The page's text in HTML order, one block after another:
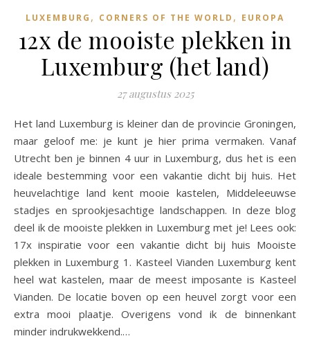
LUXEMBURG , CORNERS OF THE WORLD , EUROPA
12x de mooiste plekken in
Luxemburg (het land)
27 augustus 2025
Het land Luxemburg is kleiner dan de provincie Groningen,
maar geloof me: je kunt je hier prima vermaken. Vanaf
Utrecht ben je binnen 4 uur in Luxemburg, dus het is een
ideale bestemming voor een vakantie dicht bij huis. Het
heuvelachtige land kent mooie kastelen, Middeleeuwse
stadjes en sprookjesachtige landschappen. In deze blog
deel ik de mooiste plekken in Luxemburg met je! Lees ook:
17x inspiratie voor een vakantie dicht bij huis Mooiste
plekken in Luxemburg 1. Kasteel Vianden Luxemburg kent
heel wat kastelen, maar de meest imposante is Kasteel
Vianden. De locatie boven op een heuvel zorgt voor een
extra mooi plaatje. Overigens vond ik de binnenkant
minder indrukwekkend.…